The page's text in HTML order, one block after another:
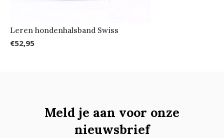
Leren hondenhalsband Swiss
€52,95
Meld je aan voor onze
nieuwsbrief